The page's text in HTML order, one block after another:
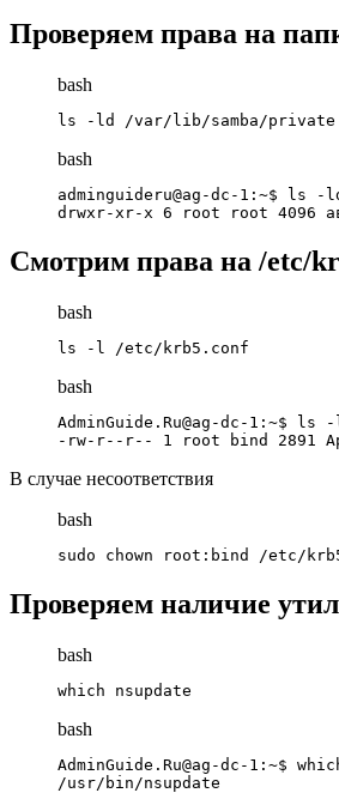
Проверяем права на
bash
ls -ld /var/lib/samba/private
bash
adminguideru@ag-dc-1:~$ ls
drwxr-xr-x 6 root root 4096
Смотрим права на /etc/
bash
ls -l /etc/krb5.conf
bash
AdminGuide.Ru@ag-dc-1:~$
-rw-r--r-- 1 root bind 2891
В случае несоответствия
bash
sudo chown root:bind /etc/
Проверяем наличие
bash
which nsupdate
bash
AdminGuide.Ru@ag-dc-1:~$
/usr/bin/nsupdate